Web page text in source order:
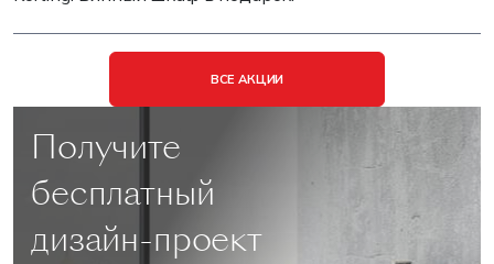
ВСЕ АКЦИИ
Получите
бесплатный
дизайн-проект